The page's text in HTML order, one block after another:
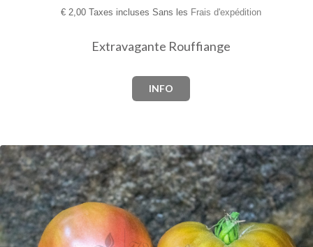
€2,00 Taxes incluses Sans les Frais d'expédition
Extravagante Rouffiange
INFO